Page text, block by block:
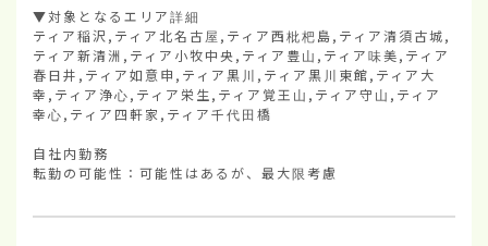
▼対象となるエリア詳細
ティア稲沢,ティア北名古屋,ティア西枇杷島,ティア清須古城,
ティア新清洲,ティア小牧中央,ティア豊山,ティア味美,ティア
春日井,ティア如意申,ティア黒川,ティア黒川東館,ティア大
幸,ティア浄心,ティア栄生,ティア覚王山,ティア守山,ティア
幸心,ティア四軒家,ティア千代田橋
自社内勤務
転勤の可能性：可能性はあるが、最大限考慮